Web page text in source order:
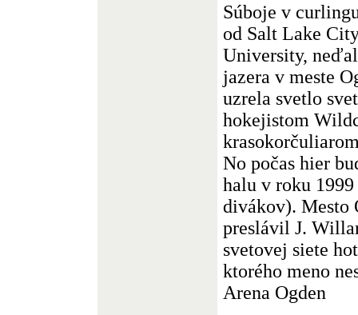
Súboje v
od Salt Lake
University,
jazera v meste
uzrela svetlo
hokejistom
No počas hier
halu v roku
divákov). Mesto
preslávil J.
svetovej siete
ktorého meno
Arena Ogden